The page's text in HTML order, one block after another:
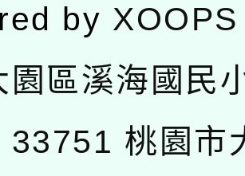
by XOOPS
園區溪海國民
33751 桃園市